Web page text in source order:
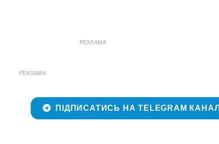
РЕКЛАМА
РЕКЛАМА
ПІДПИСАТИСЬ НА TELEGRAM КАНАЛ